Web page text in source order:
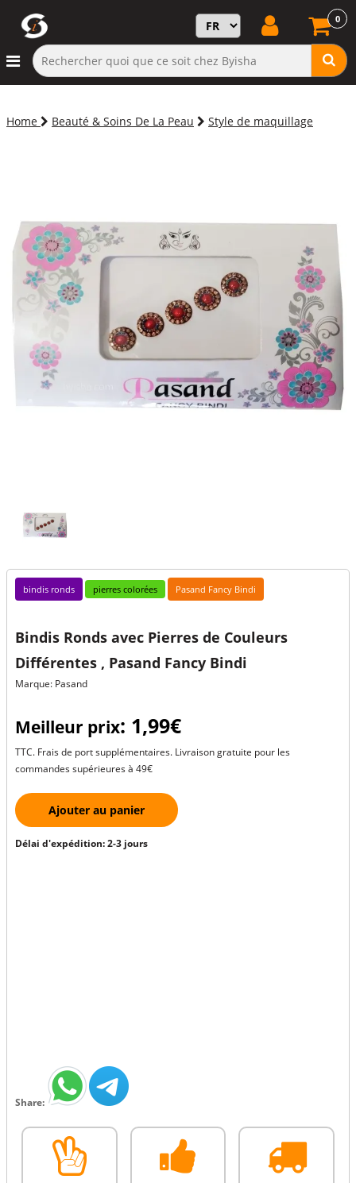
0
Home Beauté & Soins De La Peau Style de maquillage
bindis ronds pierres colorées Pasand Fancy Bindi
Bindis Ronds avec Pierres de Couleurs
Différentes , Pasand Fancy Bindi
Marque: Pasand
Meilleur prix: 1,99€
TTC. Frais de port supplémentaires. Livraison gratuite pour les
commandes supérieures à 49€
Ajouter au panier
Délai d'expédition: 2-3 jours
Share: